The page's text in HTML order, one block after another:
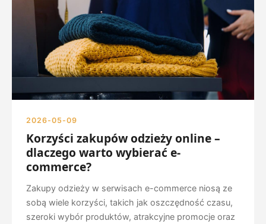
2026-05-09
Korzyści zakupów odzieży online –
dlaczego warto wybierać e-
commerce?
Zakupy odzieży w serwisach e-commerce niosą ze
sobą wiele korzyści, takich jak oszczędność czasu,
szeroki wybór produktów, atrakcyjne promocje oraz